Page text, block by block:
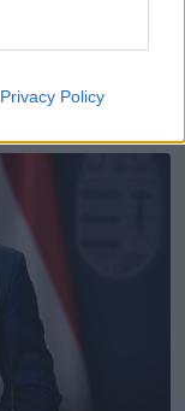
Privacy Policy